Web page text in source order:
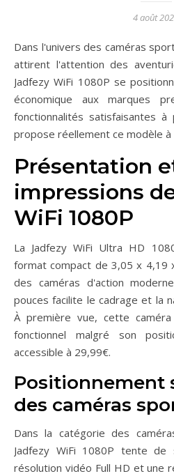
4 août
Dans l'univers des caméras sport, les modèles abordables
attirent l'attention des
Jadfezy WiFi 1080P se
économique aux marques
fonctionnalités satisfaisantes
propose réellement ce modèle à
Présentation
impressions
WiFi 1080P
La Jadfezy WiFi Ultra HD
format compact de 3,05 x 4,19
des caméras d'action
pouces facilite le cadrage et la
À première vue, cette
fonctionnel malgré son
accessible à 29,99€.
Positionnement
des caméras
Dans la catégorie des
Jadfezy WiFi 1080P tente de
résolution vidéo Full HD et une